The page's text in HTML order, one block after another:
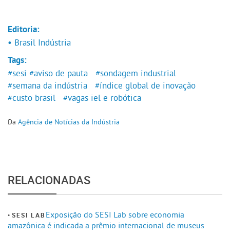
Editoria:
• Brasil Indústria
Tags:
#sesi #aviso de pauta
#sondagem industrial
#semana da indústria
#índice global de inovação
#custo brasil
#vagas iel e robótica
Da Agência de Notícias da Indústria
RELACIONADAS
SESI LAB Exposição do SESI Lab sobre economia
amazônica é indicada a prêmio internacional de museus